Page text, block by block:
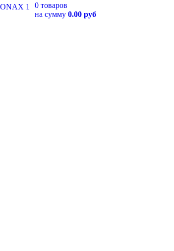
0 товаров
на сумму 0.00 руб